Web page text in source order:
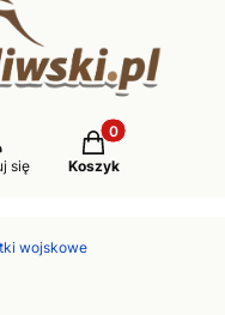
się
Produkty w
Koszyk
wojskowe